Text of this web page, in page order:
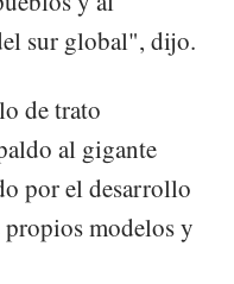
sur global", dijo.
de trato
al gigante
por el desarrollo
modelos y